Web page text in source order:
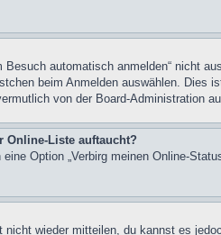
automatisch anmelden“ nicht
beim Anmelden auswählen.
von der Board-Administration
Online-Liste auftaucht?
Option „Verbirg meinen Online-
wieder mitteilen, du kannst es